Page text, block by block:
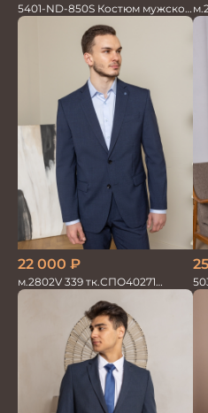
5401-ND-850S Костюм мужской
двойка
22 000 ₽
м.2802V 339 тк.СПО40271
Костюм мужской